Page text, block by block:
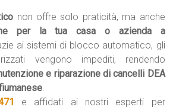
non offre solo praticità, ma anche
per la tua casa o azienda a
ai sistemi di blocco automatico, gli
vengono impediti, rendendo
e riparazione di cancelli DEA
.
e affidati ai nostri esperti per